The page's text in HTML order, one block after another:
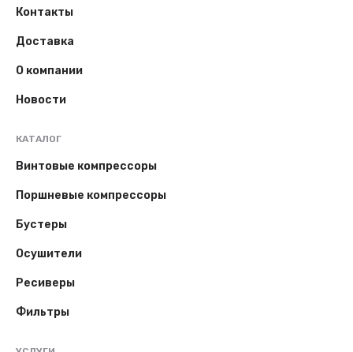
Контакты
Доставка
О компании
Новости
КАТАЛОГ
Винтовые компрессоры
Поршневые компрессоры
Бустеры
Осушители
Ресиверы
Фильтры